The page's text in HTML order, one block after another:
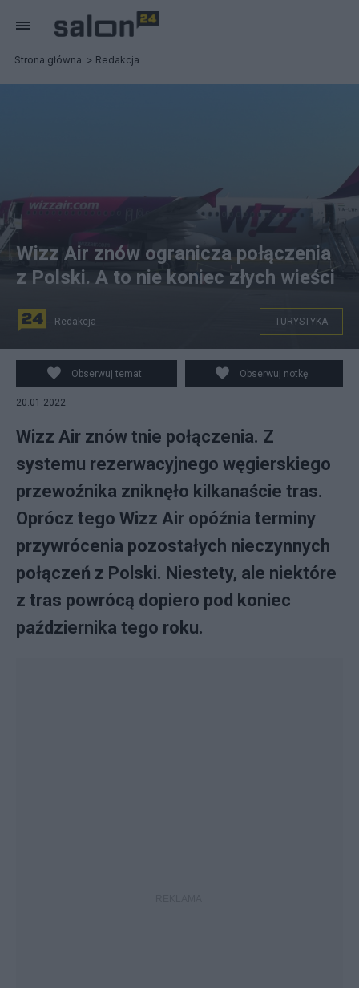
Strona główna Redakcja
Elsemargriet / Pxhere
Wizz Air znów ogranicza połączenia
z Polski. A to nie koniec złych wieści
Redakcja TURYSTYKA
Obserwuj temat Obserwuj notkę
20.01.2022
Wizz Air znów tnie połączenia. Z
systemu rezerwacyjnego węgierskiego
przewoźnika zniknęło kilkanaście tras.
Oprócz tego Wizz Air opóźnia terminy
przywrócenia pozostałych nieczynnych
połączeń z Polski. Niestety, ale niektóre
z tras powrócą dopiero pod koniec
października tego roku.